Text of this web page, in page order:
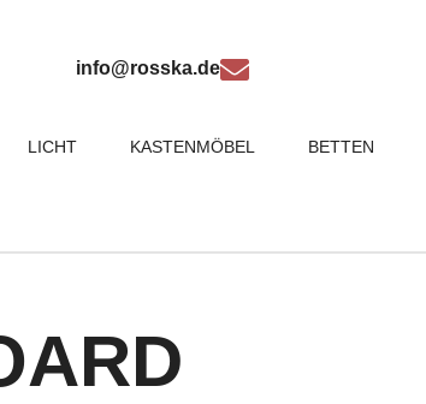
info@rosska.de
LICHT KASTENMÖBEL BETTEN